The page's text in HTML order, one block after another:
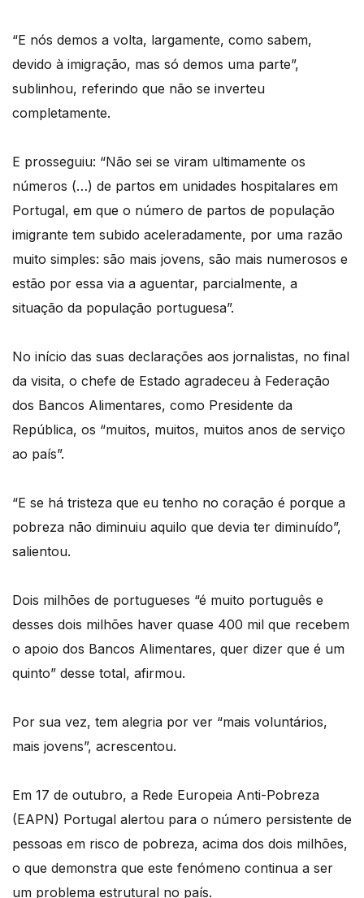
“E nós demos a volta, largamente, como sabem,
devido à imigração, mas só demos uma parte”,
sublinhou, referindo que não se inverteu
completamente.
E prosseguiu: “Não sei se viram ultimamente os
números (…) de partos em unidades hospitalares em
Portugal, em que o número de partos de população
imigrante tem subido aceleradamente, por uma razão
muito simples: são mais jovens, são mais numerosos e
estão por essa via a aguentar, parcialmente, a
situação da população portuguesa”.
No início das suas declarações aos jornalistas, no final
da visita, o chefe de Estado agradeceu à Federação
dos Bancos Alimentares, como Presidente da
República, os “muitos, muitos, muitos anos de serviço
ao país”.
“E se há tristeza que eu tenho no coração é porque a
pobreza não diminuiu aquilo que devia ter diminuído”,
salientou.
Dois milhões de portugueses “é muito português e
desses dois milhões haver quase 400 mil que recebem
o apoio dos Bancos Alimentares, quer dizer que é um
quinto” desse total, afirmou.
Por sua vez, tem alegria por ver “mais voluntários,
mais jovens”, acrescentou.
Em 17 de outubro, a Rede Europeia Anti-Pobreza
(EAPN) Portugal alertou para o número persistente de
pessoas em risco de pobreza, acima dos dois milhões,
o que demonstra que este fenómeno continua a ser
um problema estrutural no país.